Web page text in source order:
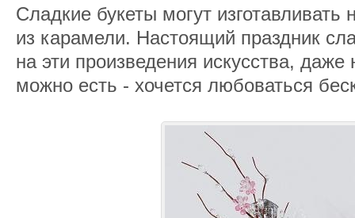
Сладкие букеты могут изготавливать
из карамели. Настоящий праздник
на эти произведения искусства, даже
можно есть - хочется любоваться